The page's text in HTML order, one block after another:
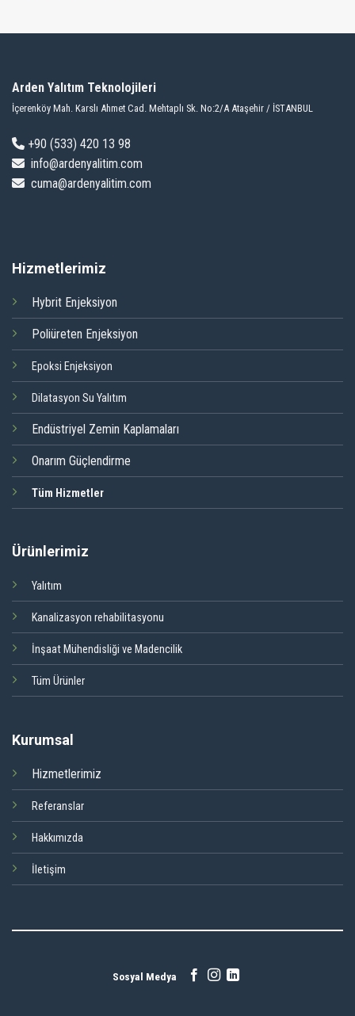
Arden Yalıtım Teknolojileri
İçerenköy Mah. Karslı Ahmet Cad. Mehtaplı Sk. No:2/A Ataşehir / İSTANBUL
+90 (533) 420 13 98
info@ardenyalitim.com
cuma@ardenyalitim.com
Hizmetlerimiz
Hybrit Enjeksiyon
Poliüreten Enjeksiyon
Epoksi Enjeksiyon
Dilatasyon Su Yalıtım
Endüstriyel Zemin Kaplamaları
Onarım Güçlendirme
Tüm Hizmetler
Ürünlerimiz
Yalıtım
Kanalizasyon rehabilitasyonu
İnşaat Mühendisliği ve Madencilik
Tüm Ürünler
Kurumsal
Hizmetlerimiz
Referanslar
Hakkımızda
İletişim
Sosyal Medya